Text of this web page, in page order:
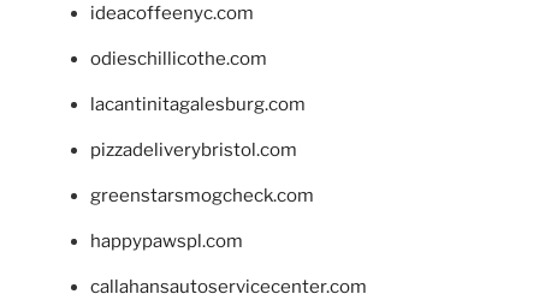
ideacoffeenyc.com
odieschillicothe.com
lacantinitagalesburg.com
pizzadeliverybristol.com
greenstarsmogcheck.com
happypawspl.com
callahansautoservicecenter.com